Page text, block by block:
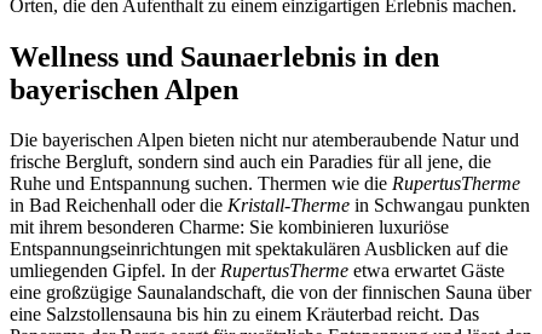
Orten, die den Aufenthalt zu einem einzigartigen Erlebnis machen.
Wellness und Saunaerlebnis in den
bayerischen Alpen
Die bayerischen Alpen bieten nicht nur atemberaubende Natur und
frische Bergluft, sondern sind auch ein Paradies für all jene, die
Ruhe und Entspannung suchen. Thermen wie die RupertusTherme
in Bad Reichenhall oder die Kristall-Therme in Schwangau punkten
mit ihrem besonderen Charme: Sie kombinieren luxuriöse
Entspannungseinrichtungen mit spektakulären Ausblicken auf die
umliegenden Gipfel. In derRupertusTherme etwa erwartet Gäste
eine großzügige Saunalandschaft, die von der finnischen Sauna über
eine Salzstollensauna bis hin zu einem Kräuterbad reicht. Das